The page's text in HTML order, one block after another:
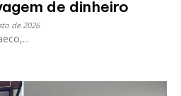
de dinheiro
de 2026